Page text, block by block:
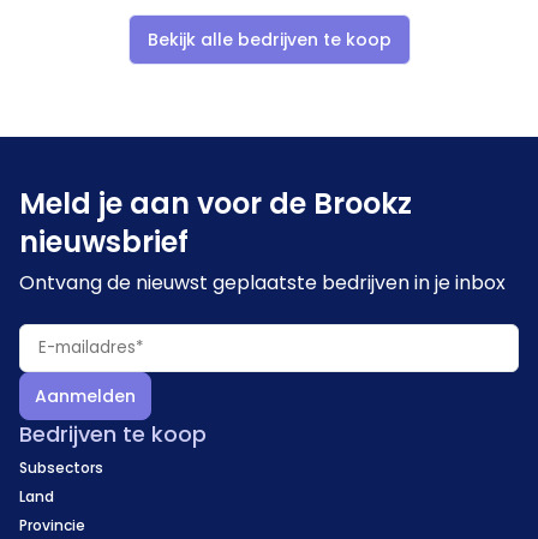
Bekijk alle bedrijven te koop
Meld je aan voor de Brookz
nieuwsbrief
Ontvang de nieuwst geplaatste bedrijven in je inbox
Aanmelden
Bedrijven te koop
Subsectors
Land
Provincie